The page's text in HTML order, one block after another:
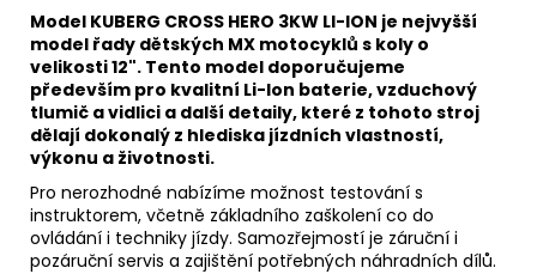
Model KUBERG CROSS HERO 3KW LI-ION je nejvyšší
model řady dětských MX motocyklů s koly o
velikosti 12". Tento model doporučujeme
především pro kvalitní Li-Ion baterie, vzduchový
tlumič a vidlici a další detaily, které z tohoto stroj
dělají dokonalý z hlediska jízdních vlastností,
výkonu a životnosti.
Pro nerozhodné nabízíme možnost testování s
instruktorem, včetně základního zaškolení co do
ovládání i techniky jízdy. Samozřejmostí je záruční i
pozáruční servis a zajištění potřebných náhradních dílů.